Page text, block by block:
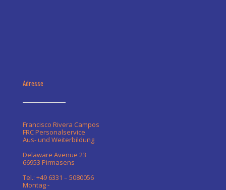
Adresse
Francisco Rivera Campos
FRC Personalservice
Aus- und Weiterbildung
Delaware Avenue 23
66953 Pirmasens
Tel.: +49 6331 – 5080056
Montag -